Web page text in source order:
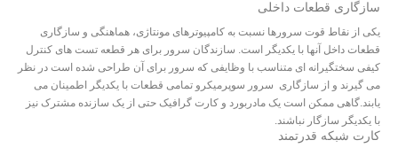
سازگاری قطعات داخلی
یکی از نقاط قوت سرورها نسبت به کامپیوترهای مونتاژی، هماهنگی و سازگاری
قطعات داخل آنها با یکدیگر است. سازندگان سرور برای هر قطعه تست های کنترل
کیفی سختگیرانه ای متناسب با وظایفی که سرور برای آن طراحی شده است در نظر
می گیرند و از سازگاری سرور سوپرمیکرو تمامی قطعات با یکدیگر اطمینان می
یابند.گاهی ممکن است یک مادربورد و کارت گرافیک حتی از یک سازنده مشترک نیز
با یکدیگر سازگار نباشند.
کارت شبکه قدرتمند